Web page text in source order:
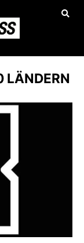
LÄNDERN